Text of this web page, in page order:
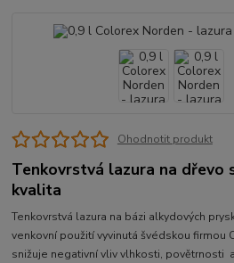
Ohodnotit produkt
Tenkovrstvá lazura na dřevo
kvalita
Tenkovrstvá lazura na bázi alkydových
venkovní použití vyvinutá švédskou firmou
snižuje negativní vliv vlhkosti, povětrnosti